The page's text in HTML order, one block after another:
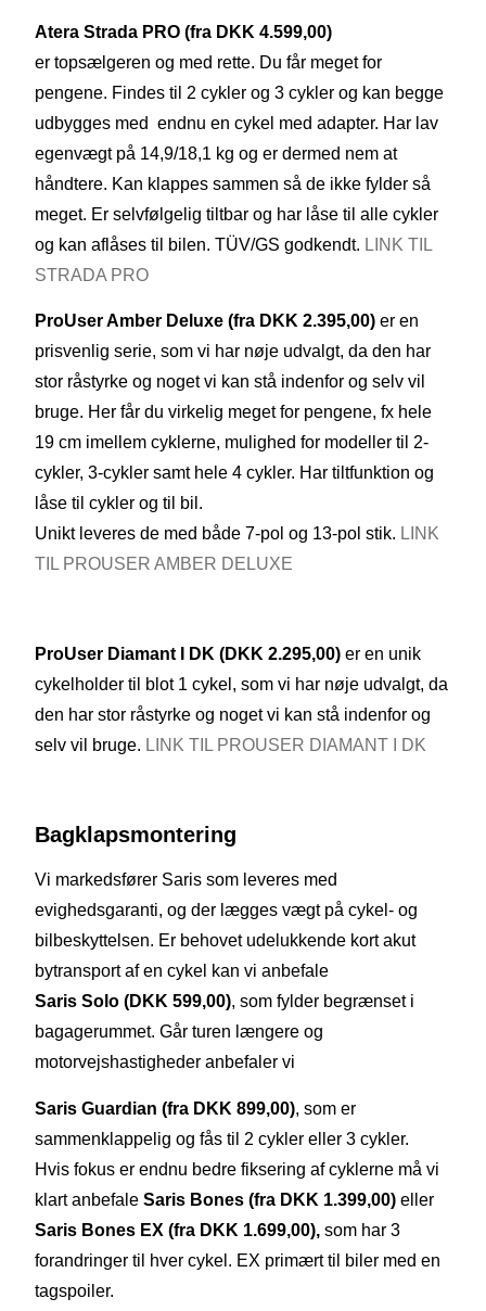
AteraStrada PRO (fra DKK 4.599,00)
er topsælgeren og med rette. Du får meget for
pengene. Findes til 2 cykler og 3 cykler og kan begge
udbygges med endnu en cykel med adapter. Har lav
egenvægt på 14,9/18,1 kg og er dermed nem at
håndtere. Kan klappes sammen så de ikke fylder så
meget. Er selvfølgelig tiltbar og har låse til alle cykler
og kan aflåses til bilen. TÜV/GS godkendt. LINK TIL
STRADA PRO
ProUserAmber Deluxe (fra DKK 2.395,00)er en
prisvenlig serie, som vi har nøje udvalgt, da den har
stor råstyrke og noget vi kan stå indenfor og selv vil
bruge. Her får du virkelig meget for pengene, fx hele
19 cm imellem cyklerne, mulighed for modeller til 2-
cykler, 3-cykler samt hele 4 cykler. Har tiltfunktion og
låse til cykler og til bil.
Unikt leveres de med både 7-pol og 13-pol stik. LINK
TIL PROUSER AMBER DELUXE
ProUser Diamant I DK (DKK 2.295,00)er en unik
cykelholder til blot 1 cykel, som vi har nøje udvalgt, da
den har stor råstyrke og noget vi kan stå indenfor og
selv vil bruge. LINK TIL PROUSER DIAMANT I DK
Bagklapsmontering
Vi markedsfører Saris som leveres med
evighedsgaranti, og der lægges vægt på cykel- og
bilbeskyttelsen. Er behovet udelukkende kort akut
bytransport af en cykel kan vi anbefale
Saris Solo (DKK 599,00), som fylder begrænset i
bagagerummet.Går turen længere og
motorvejshastigheder anbefaler vi
Saris Guardian (fra DKK 899,00), som er
sammenklappelig og fås til 2 cykler eller 3 cykler.
Hvis fokus er endnu bedre fiksering af cyklerne må vi
klart anbefaleSaris Bones (fra DKK 1.399,00)eller
Saris Bones EX (fra DKK 1.699,00),som har 3
forandringer til hver cykel. EX primært til biler med en
tagspoiler.